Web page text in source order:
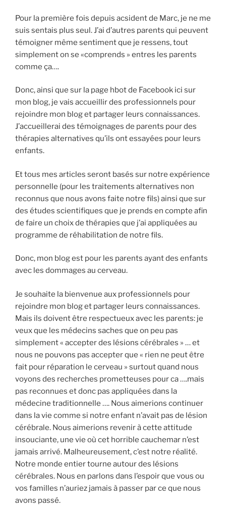
Pour la première fois depuis acsident de Marc, je ne me
suis sentais plus seul. J’ai d’autres parents qui peuvent
témoigner même sentiment que je ressens, tout
simplement on se «comprends » entres les parents
comme ça….
Donc, ainsi que sur la page hbot de Facebook ici sur
mon blog, je vais accueillir des professionnels pour
rejoindre mon blog et partager leurs connaissances.
J’accueillerai des témoignages de parents pour des
thérapies alternatives qu’ils ont essayées pour leurs
enfants.
Et tous mes articles seront basés sur notre expérience
personnelle (pour les traitements alternatives non
reconnus que nous avons faite notre fils) ainsi que sur
des études scientifiques que je prends en compte afin
de faire un choix de thérapies que j’ai appliquées au
programme de réhabilitation de notre fils.
Donc, mon blog est pour les parents ayant des enfants
avec les dommages au cerveau.
Je souhaite la bienvenue aux professionnels pour
rejoindre mon blog et partager leurs connaissances.
Mais ils doivent être respectueux avec les parents: je
veux que les médecins saches que on peu pas
simplement « accepter des lésions cérébrales » … et
nous ne pouvons pas accepter que « rien ne peut être
fait pour réparation le cerveau » surtout quand nous
voyons des recherches prometteuses pour ca ….mais
pas reconnues et donc pas appliquées dans la
médecine traditionnelle …. Nous aimerions continuer
dans la vie comme si notre enfant n’avait pas de lésion
cérébrale. Nous aimerions revenir à cette attitude
insouciante, une vie où cet horrible cauchemar n’est
jamais arrivé. Malheureusement, c’est notre réalité.
Notre monde entier tourne autour des lésions
cérébrales. Nous en parlons dans l’espoir que vous ou
vos familles n’auriez jamais à passer par ce que nous
avons passé.